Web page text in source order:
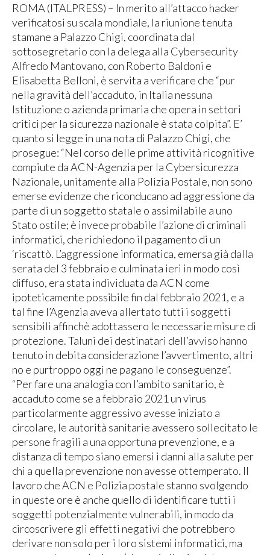
ROMA (ITALPRESS) – In merito all’attacco hacker
verificatosi su scala mondiale, la riunione tenuta
stamane a Palazzo Chigi, coordinata dal
sottosegretario con la delega alla Cybersecurity
Alfredo Mantovano, con Roberto Baldoni e
Elisabetta Belloni, è servita a verificare che “pur
nella gravità dell’accaduto, in Italia nessuna
Istituzione o azienda primaria che opera in settori
critici per la sicurezza nazionale è stata colpita”. E’
quanto si legge in una nota di Palazzo Chigi, che
prosegue: “Nel corso delle prime attività ricognitive
compiute da ACN-Agenzia per la Cybersicurezza
Nazionale, unitamente alla Polizia Postale, non sono
emerse evidenze che riconducano ad aggressione da
parte di un soggetto statale o assimilabile a uno
Stato ostile; è invece probabile l’azione di criminali
informatici, che richiedono il pagamento di un
‘riscattò. L’aggressione informatica, emersa già dalla
serata del 3 febbraio e culminata ieri in modo così
diffuso, era stata individuata da ACN come
ipoteticamente possibile fin dal febbraio 2021, e a
tal fine l’Agenzia aveva allertato tutti i soggetti
sensibili affinchè adottassero le necessarie misure di
protezione. Taluni dei destinatari dell’avviso hanno
tenuto in debita considerazione l’avvertimento, altri
no e purtroppo oggi ne pagano le conseguenze”.
“Per fare una analogia con l’ambito sanitario, è
accaduto come se a febbraio 2021 un virus
particolarmente aggressivo avesse iniziato a
circolare, le autorità sanitarie avessero sollecitato le
persone fragili a una opportuna prevenzione, e a
distanza di tempo siano emersi i danni alla salute per
chi a quella prevenzione non avesse ottemperato. Il
lavoro che ACN e Polizia postale stanno svolgendo
in queste ore è anche quello di identificare tutti i
soggetti potenzialmente vulnerabili, in modo da
circoscrivere gli effetti negativi che potrebbero
derivare non solo per i loro sistemi informatici, ma